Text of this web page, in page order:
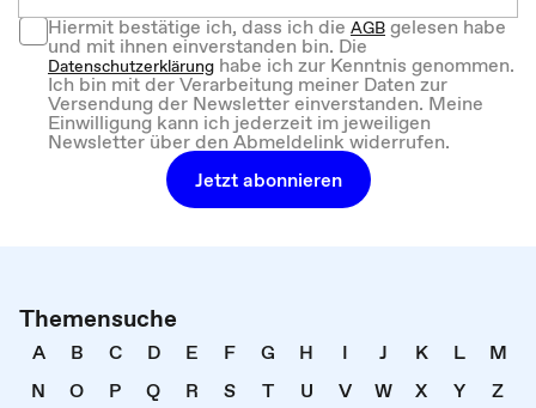
Hiermit bestätige ich, dass ich dieAGBgelesen habe
und mit ihnen einverstanden bin. Die
Datenschutzerklärung habe ich zur Kenntnis genommen.
Ich bin mit der Verarbeitung meiner Daten zur
Versendung der Newsletter einverstanden. Meine
Einwilligung kann ich jederzeit im jeweiligen
Newsletter über den Abmeldelink widerrufen.
Jetzt abonnieren
Themensuche
A B C D E F G H I J K L
M
N
O P Q R S T U V W X Y
Z